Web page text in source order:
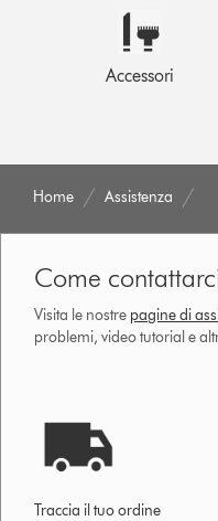
Accessori
Home Assistenza
Come
Visita le nostre pagine di
problemi, video tutorial e
Traccia il tuo ordine